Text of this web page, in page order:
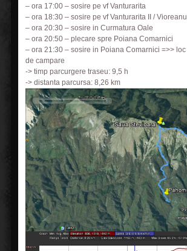
– ora 17:00 – sosire pe vf Vanturarita
– ora 18:30 – sosire pe vf Vanturarita II / Vioreanu
– ora 20:30 – sosire in Curmatura Oale
– ora 20:50 – plecare spre Poiana Comarnici
– ora 21:30 – sosire in Poiana Comarnici =>> loc
de campare
-> timp parcurgere traseu: 9,5 h
-> distanta parcursa: 8,26 km